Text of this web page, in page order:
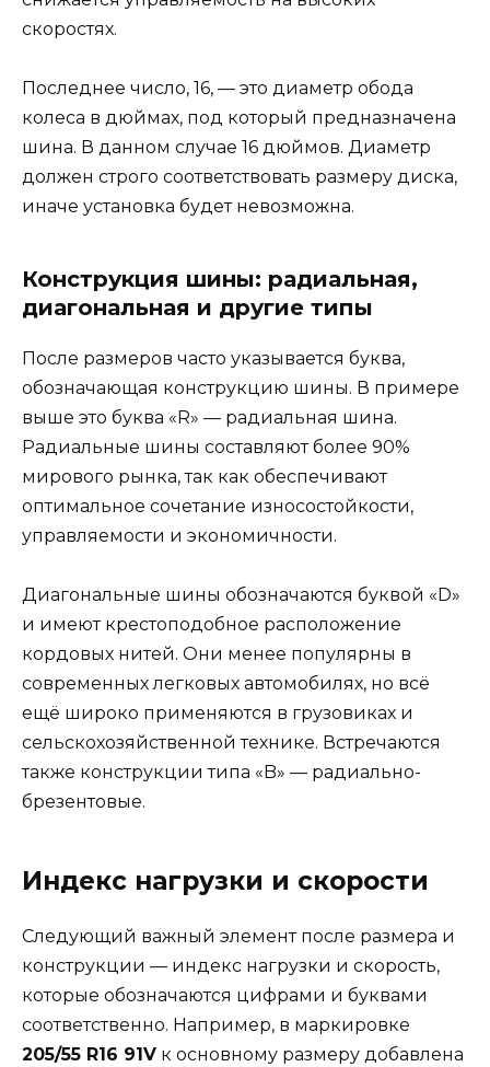
скоростях.
Последнее число, 16, — это диаметр обода
колеса в дюймах, под который предназначена
шина. В данном случае 16 дюймов. Диаметр
должен строго соответствовать размеру диска,
иначе установка будет невозможна.
Конструкция шины: радиальная,
диагональная и другие типы
После размеров часто указывается буква,
обозначающая конструкцию шины. В примере
выше это буква «R» — радиальная шина.
Радиальные шины составляют более 90%
мирового рынка, так как обеспечивают
оптимальное сочетание износостойкости,
управляемости и экономичности.
Диагональные шины обозначаются буквой «D»
и имеют крестоподобное расположение
кордовых нитей. Они менее популярны в
современных легковых автомобилях, но всё
ещё широко применяются в грузовиках и
сельскохозяйственной технике. Встречаются
также конструкции типа «B» — радиально-
брезентовые.
Индекс нагрузки и скорости
Следующий важный элемент после размера и
конструкции — индекс нагрузки и скорость,
которые обозначаются цифрами и буквами
соответственно. Например, в маркировке
205/55 R16 91V к основному размеру добавлена